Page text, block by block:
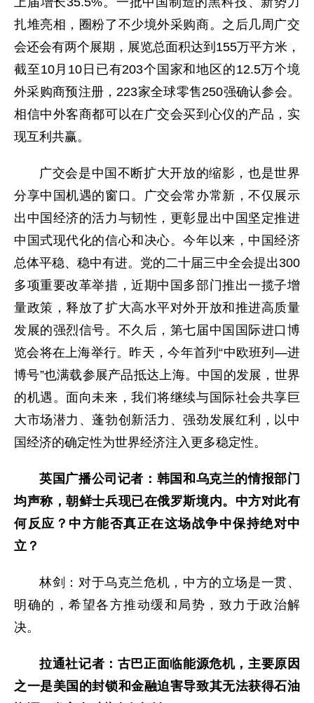
扎堆亮相，圈粉了不少境外采购商。之后几周广交
会还会有两个展期，展览总面积达到155万平方米，
截至10月10日已有203个国家和地区的12.5万个境
外采购商预注册，223家全球零售250强确认参会。
相信中外客商都可以在广交会买到心仪的产品，实
现互利共赢。
广交会是中国不断扩大开放的缩影，也是世界
分享中国机遇的窗口。广交会常办常新，不仅展示
出中国经济的活力与韧性，更彰显出中国坚定推进
中国式现代化的信心和决心。今年以来，中国经济
总体平稳、稳中有进。党的二十届三中全会提出300
多项重要改革举措，近期中国多部门推出一揽子增
量政策，释放了扩大高水平对外开放和推进高质量
发展的强烈信号。不久后，第七届中国国际进口博
览会将在上海举行。昨天，今年首列“中欧班列—进
博号”也满载参展产品抵达上海。中国的发展，世界
的机遇。面向未来，我们将继续与国际社会共享巨
大市场潜力、蓬勃创新活力、强劲发展红利，以中
国经济的确定性为世界经济注入更多稳定性。
英国广播公司记者：韩国和乌克兰的情报部门
均声称，朝鲜士兵现已在俄罗斯境内。中方对此有
何反应？中方能否真正在这场战争中保持绝对中
立？
林剑：对于乌克兰危机，中方的立场是一贯、
明确的，希望各方推动缓和局势，致力于政治解
决。
拉通社记者：古巴正面临能源危机，主要原因
之一是美国的封锁和金融迫害导致其无法获得石油